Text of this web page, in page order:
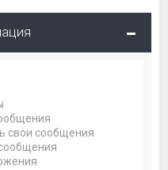
свои сообщения